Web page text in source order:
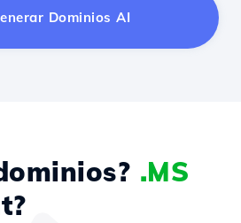
Dominios AI
.MS